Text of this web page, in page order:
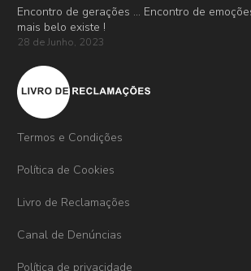
Encontro de gerações … Encontro de
mais belo existe !
28 de Junho, 2023
Termos e Condições
Política de Cookies
Livro de Reclamações
Canal de Denúncias
Política de privacidade